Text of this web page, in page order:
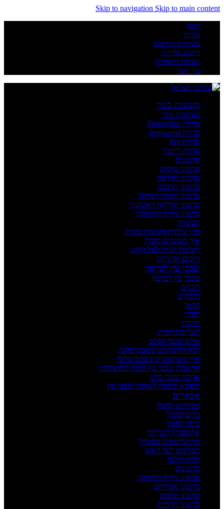
Skip to navigation Skip to main content
חנות
אודות
משווקים מורשים
רישום אחריות
שאלות ותשובות
צור קשר
מעשנת בשר
מעשנות בשר
סדרת Timberline
סדרת Ironwood
סדרת Pro
סדרת ריינג'ר
סרטונים
סרטוני טיפים
סרטוני הדרכה
סרטוני הרכבה
סרטוני הכרת הפיקוד
סרטוני הדלקה ראשונית
סרטוני ניקיון ותחזוקה
העשרה
איך עובדת מעשנת בשר?
איך מעשנים בשר?
רשימת קניות לעל האש
רישום אחריות
שבבי עץ לעישון
שבבי עץ לעישון
דובדבן
מיסקיט
פקאן
תפוח
היקורי
תערובת הבית
עולם שבבי הפלט
למה להשתמש בשבבי פלט?
איך משתמשים בשבבי פלט?
התאמת שבבי עץ למנה המושלמת
אחסון שבבי פלט
קופסא ומכסה לאחסון שבבי עץ
אביזרים
אביזרים למנגל
כלים למנגל
כיסוי למנגל
אקססוריז לטרייגר
טרייגריסטים בסטייל
תבלינים לעל האש
חלקי חילוף
סרטונים
סרטוני ניקיון ותחזוקה
סרטוני אביזרים
סרטוני טיפים
סרטוני תדמית